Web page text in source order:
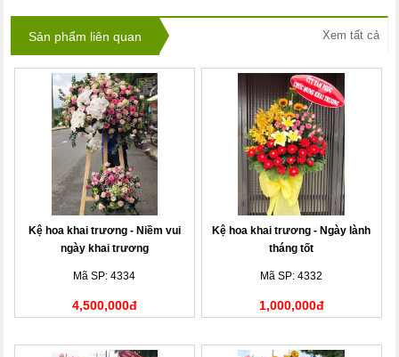
Sản phẩm liên quan Xem tất cả
Kệ hoa khai trương - Niềm vui
ngày khai trương
Mã SP: 4334
4,500,000đ
Kệ hoa khai trương - Ngày lành
tháng tốt
Mã SP: 4332
1,000,000đ